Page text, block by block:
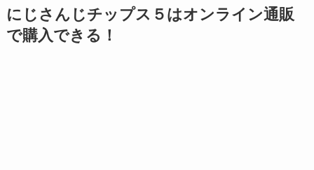
にじさんじチップス５はオンライン通販
で購入できる！